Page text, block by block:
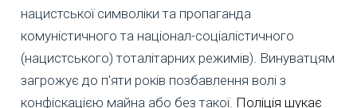
нацистської символіки та пропаганда
комуністичного та націонал-соціалістичного
(нацистського) тоталітарних режимів). Винуватцям
загрожує до п'яти років позбавлення волі з
конфіскацією майна або без такої. Поліція шукає